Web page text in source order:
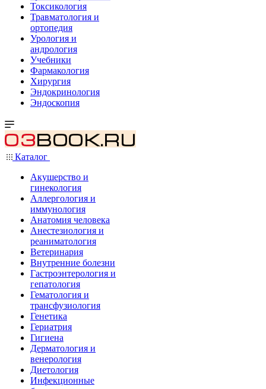
Токсикология
Травматология и
ортопедия
Урология и
андрология
Учебники
Фармакология
Хирургия
Эндокринология
Эндоскопия
Каталог
Акушерство и
гинекология
Аллергология и
иммунология
Анатомия человека
Анестезиология и
реаниматология
Ветеринария
Внутренние болезни
Гастроэнтерология и
гепатология
Гематология и
трансфузиология
Генетика
Гериатрия
Гигиена
Дерматология и
венерология
Диетология
Инфекционные